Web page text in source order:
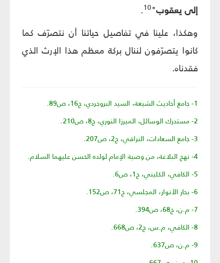
إلى يعقوب"
10
.
وهكذا، علينا في تفاصيل حياتنا أن نتصرّف كما
كانوا يتصرّفون لننال بركة معظم هذا الإرث الذي
فقدناه.
1- جامع أحاديث الشيعة، السيد البروجردي، ج16، ص89.
2- مستدرك الوسائل، الميرزا النوري، ج8، ص210.
3- جامع السعادات، النراقي، ج2، ص207.
4- نهج البلاغة، من وصية الإمام لولده الحسن عليهما السلام.
5- الكافي، الكليني، ج1، ص6.
6- بحار الأنوار، المجلسي، ج71، ص152.
7- م.ن، ج68، ص394.
8- الكافي، م.س، ج2، ص668.
9- م.ن، ص637.